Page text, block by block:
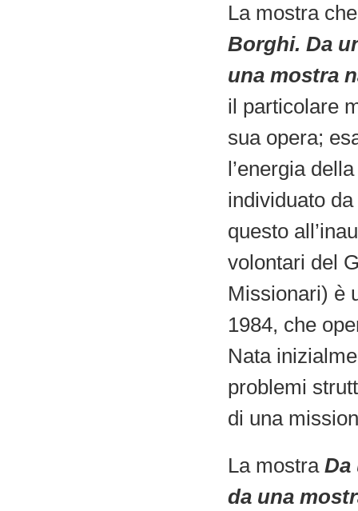
La mostra
Borghi. Da
una mostra
il particolare
sua opera;
l’energia
individuato
questo
volontari del
Missionari) è
1984, che
Nata
problemi
di una
La mostra Da
da una